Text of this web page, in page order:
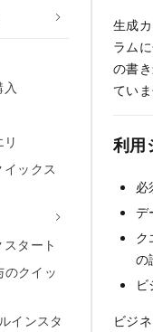
ックス
タート
クイッ
インスタ
生成
ラム
の書
てい
利用
必
デ
ク
の
ビジ